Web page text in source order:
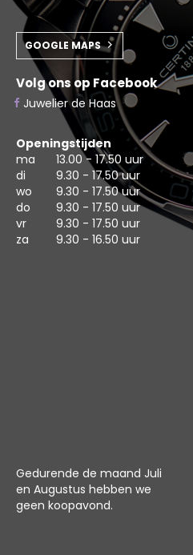
GOOGLE MAPS
Volg ons op Facebook
Juwelier de Haas
Openingstijden
ma
13.00 - 17.50 uur
di
9.30 - 17.50 uur
wo
9.30 - 17.50 uur
do
9.30 - 17.50 uur
vr
9.30 - 17.50 uur
za
9.30 - 16.50 uur
Gedurende de maand Juli
en Augustus hebben we
geen koopavond.